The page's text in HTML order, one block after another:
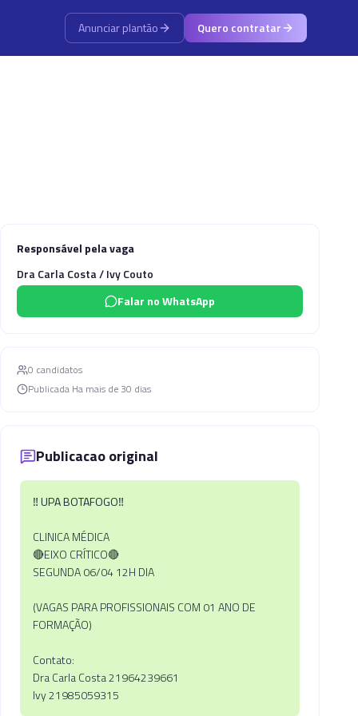
Anunciar plantão Quero contratar
Responsável pela vaga
Dra Carla Costa / Ivy Couto
Falar no WhatsApp
0 candidatos
Publicada Ha mais de 30 dias
Publicacao original
‼️UPA BOTAFOGO‼️
CLINICA MÉDICA
🔴EIXO CRÍTICO🔴
SEGUNDA 06/04 12H DIA
(VAGAS PARA PROFISSIONAIS COM 01 ANO DE
FORMAÇÃO)
Contato:
Dra Carla Costa 21964239661
Ivy 21985059315